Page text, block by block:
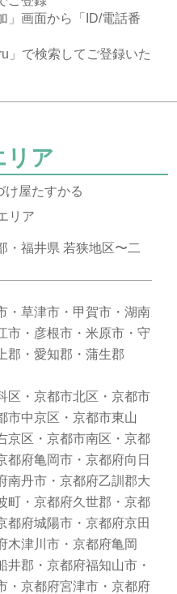
」画面から「ID/電話番
」で検索してご登録いた
リア
け屋たすかる
・福井県 若狭地区〜二
・草津市・甲賀市・湖南
市・彦根市・米原市・守
郡・愛知郡・蒲生郡
区・京都市北区・京都市
市中京区・京都市東山
京区・京都市南区・京都
都府亀岡市・京都府向日
南丹市・京都府乙訓郡大
町・京都府久世郡・京都
都府城陽市・京都府京田
木津川市・京都府亀岡
井郡・京都府福知山市・
・京都府宮津市・京都府